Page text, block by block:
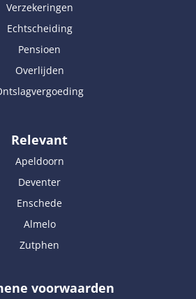
Verzekeringen
Echtscheiding
Pensioen
Overlijden
Relevant
Apeldoorn
Deventer
Enschede
Almelo
Zutphen
voorwaarden